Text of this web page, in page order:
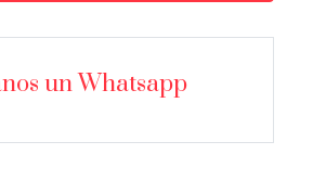
un Whatsapp